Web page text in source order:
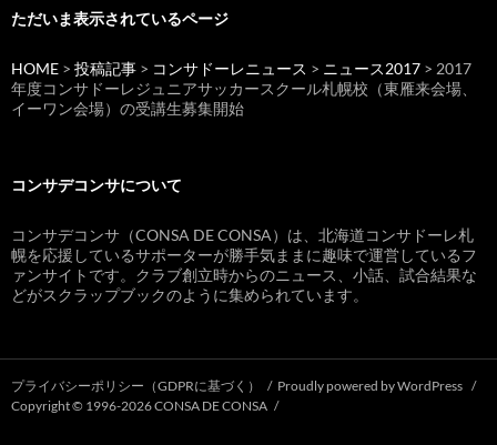
ただいま表示されているページ
HOME > 投稿記事 > コンサドーレニュース > ニュース2017 > 2017
年度コンサドーレジュニアサッカースクール札幌校（東雁来会場、
イーワン会場）の受講生募集開始
コンサデコンサについて
コンサデコンサ（CONSA DE CONSA）は、北海道コンサドーレ札
幌を応援しているサポーターが勝手気ままに趣味で運営しているフ
ァンサイトです。クラブ創立時からのニュース、小話、試合結果な
どがスクラップブックのように集められています。
プライバシーポリシー（GDPRに基づく）
Proudly powered by WordPress
Copyright © 1996-2026 CONSA DE CONSA